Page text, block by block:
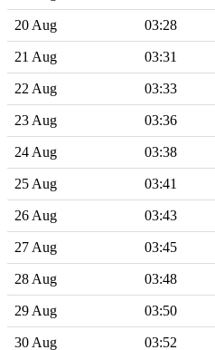
20 Aug 03:28
21 Aug 03:31
22 Aug 03:33
23 Aug 03:36
24 Aug 03:38
25 Aug 03:41
26 Aug 03:43
27 Aug 03:45
28 Aug 03:48
29 Aug 03:50
30 Aug 03:52